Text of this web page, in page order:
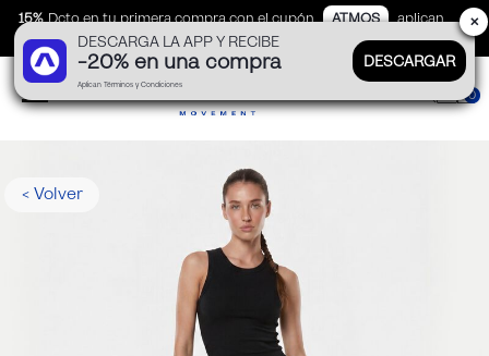
15% Dcto en tu primera compra con el cupón ATMOS
aplican
TyC
0
< Volver
DESCARGA LA APP Y RECIBE
-20% en una compra
Aplican Términos y Condiciones
DESCARGAR
✕